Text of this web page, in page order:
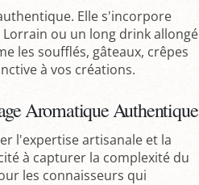
Elle s'incorpore
ou un long drink allongé
les soufflés, gâteaux, crêpes
à vos créations.
Aromatique Authentique
l'expertise artisanale et la
à capturer la complexité du
les connaisseurs qui